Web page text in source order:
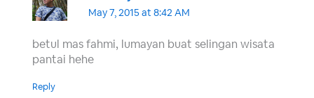
May 7, 2015 at 8:42 AM
betul mas fahmi, lumayan buat selingan wisata
pantai hehe
Reply